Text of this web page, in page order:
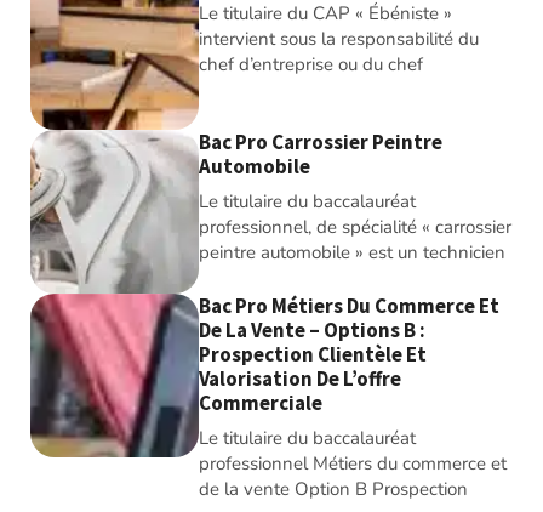
Le titulaire du CAP « Ébéniste »
intervient sous la responsabilité du
chef d’entreprise ou du chef
Bac Pro Carrossier Peintre
Automobile
Le titulaire du baccalauréat
professionnel, de spécialité « carrossier
peintre automobile » est un technicien
Bac Pro Métiers Du Commerce Et
De La Vente – Options B :
Prospection Clientèle Et
Valorisation De L’offre
Commerciale
Le titulaire du baccalauréat
professionnel Métiers du commerce et
de la vente Option B Prospection